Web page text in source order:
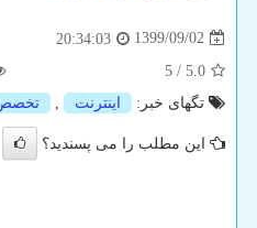
1399/09/02
20:34:03
5.0
/
5
تگهای خبر:
اینترنت ,
این مطلب را می پسندید؟